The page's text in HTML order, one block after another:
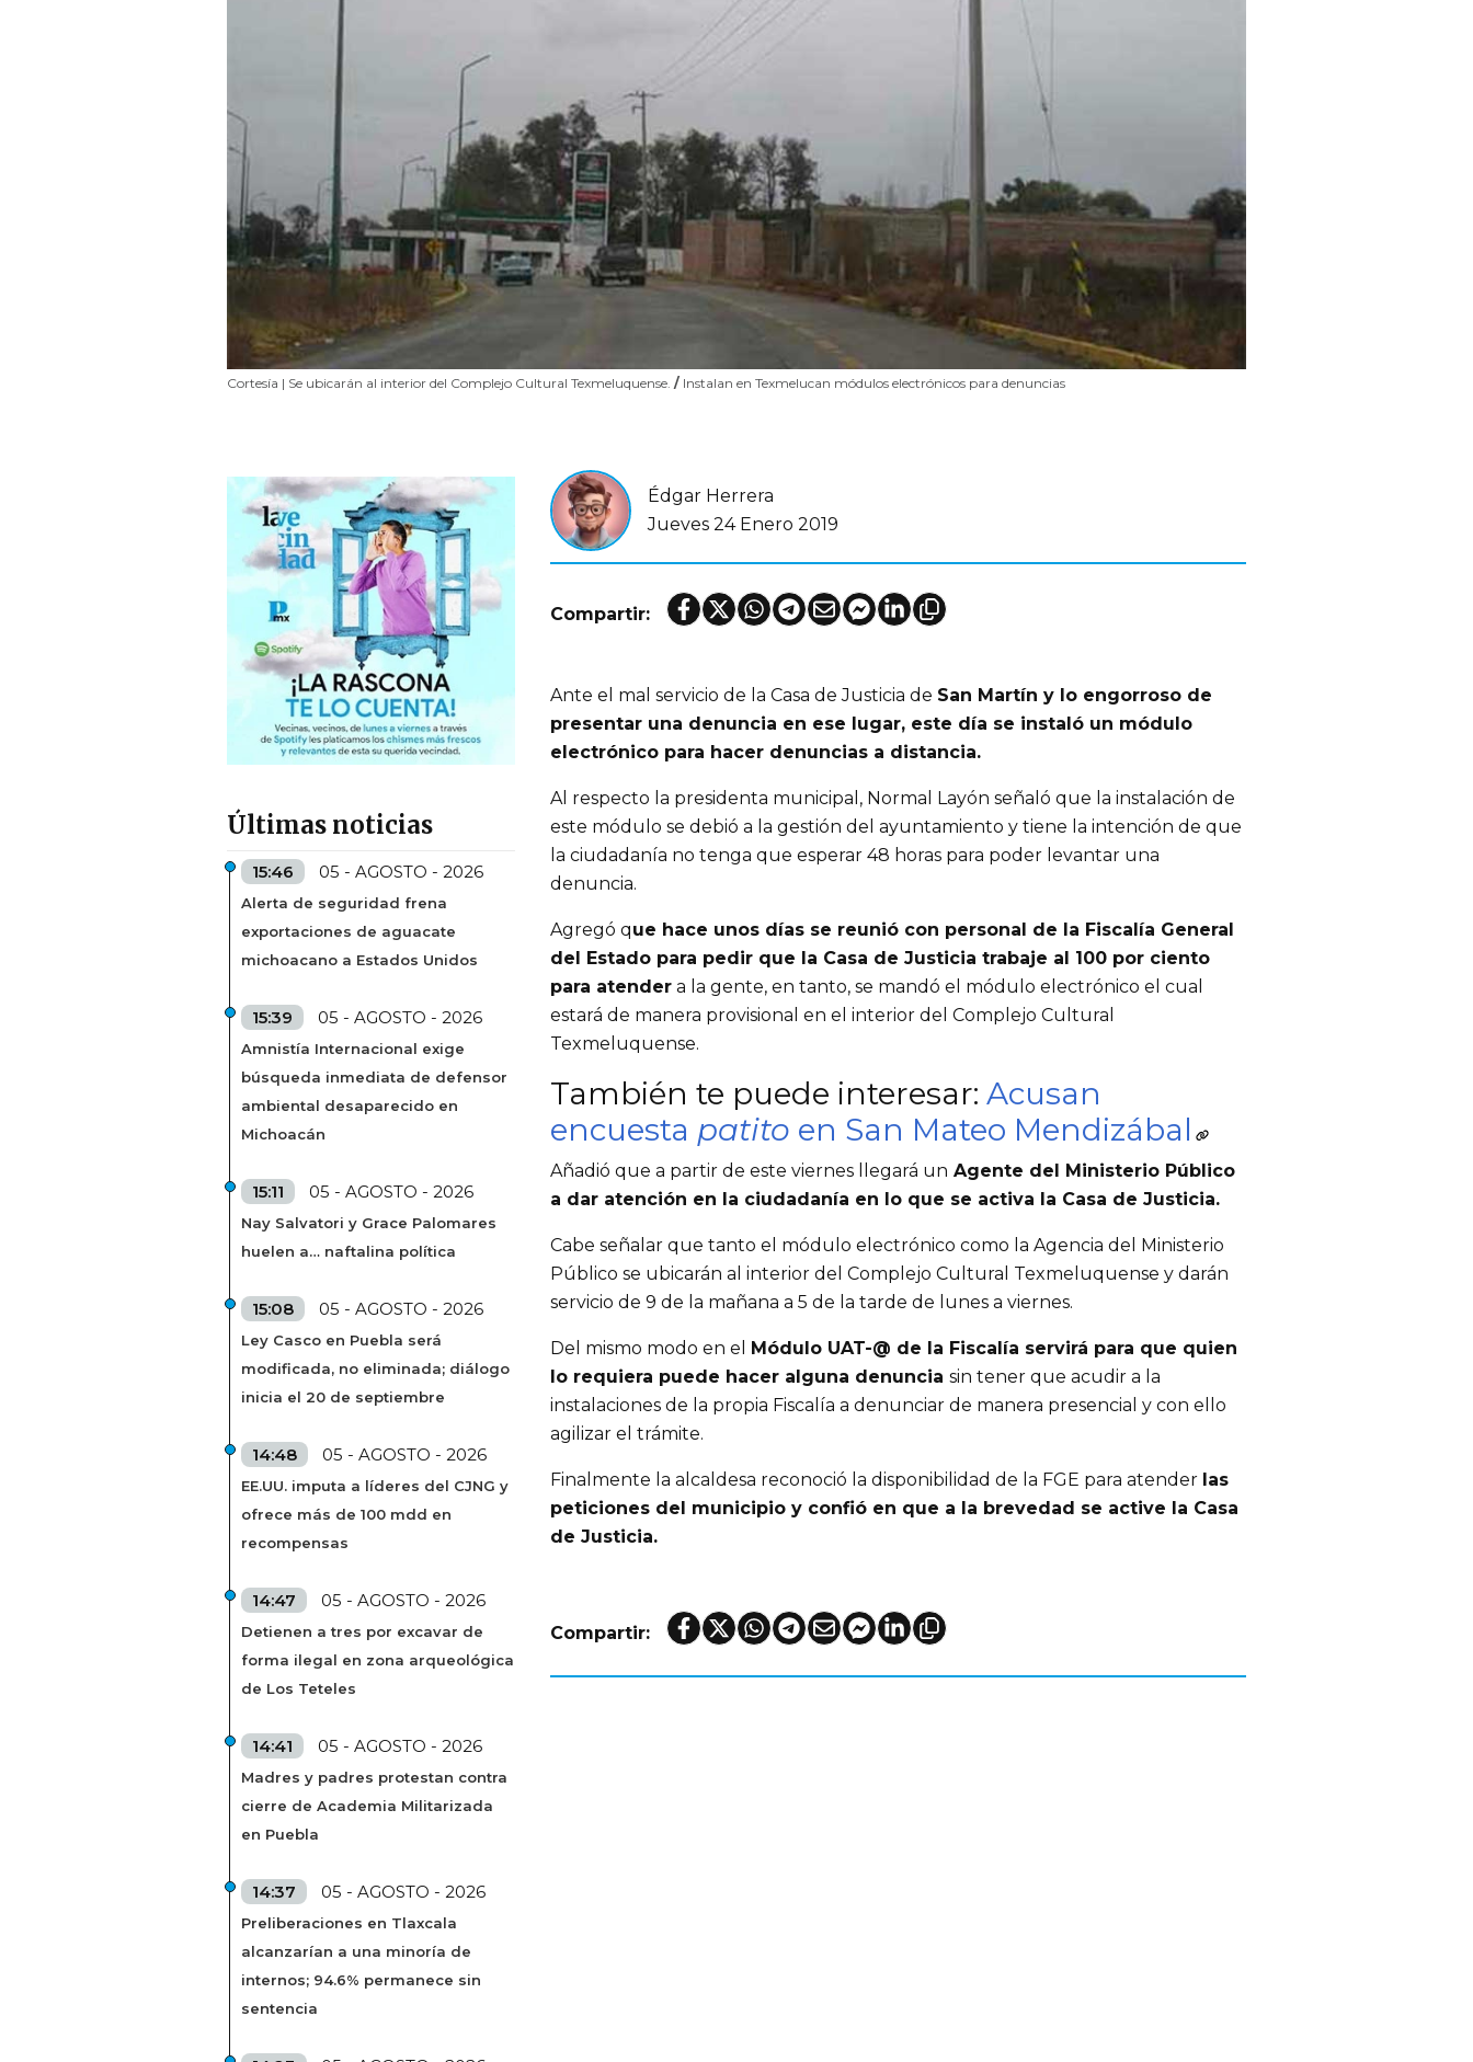
Cortesía | Se ubicarán al interior del Complejo Cultural Texmeluquense. / Instalan en Texmelucan módulos electrónicos para denuncias
Últimas noticias
15:46 05 - AGOSTO - 2026
Alerta de seguridad frena
exportaciones de aguacate
michoacano a Estados Unidos
15:39 05 - AGOSTO - 2026
Amnistía Internacional exige
búsqueda inmediata de defensor
ambiental desaparecido en
Michoacán
15:11 05 - AGOSTO - 2026
Nay Salvatori y Grace Palomares
huelen a… naftalina política
15:08 05 - AGOSTO - 2026
Ley Casco en Puebla será
modificada, no eliminada; diálogo
inicia el 20 de septiembre
14:48 05 - AGOSTO - 2026
EE.UU. imputa a líderes del CJNG y
ofrece más de 100 mdd en
recompensas
14:47 05 - AGOSTO - 2026
Detienen a tres por excavar de
forma ilegal en zona arqueológica
de Los Teteles
14:41 05 - AGOSTO - 2026
Madres y padres protestan contra
cierre de Academia Militarizada
en Puebla
14:37 05 - AGOSTO - 2026
Preliberaciones en Tlaxcala
alcanzarían a una minoría de
internos; 94.6% permanece sin
sentencia
Édgar Herrera
Jueves 24 Enero 2019
Compartir:
Ante el mal servicio de la Casa de Justicia de San Martín y lo engorroso de
presentar una denuncia en ese lugar, este día se instaló un módulo
electrónico para hacer denuncias a distancia.
Al respecto la presidenta municipal, Normal Layón señaló que la instalación de
este módulo se debió a la gestión del ayuntamiento y tiene la intención de que
la ciudadanía no tenga que esperar 48 horas para poder levantar una
denuncia.
Agregó que hace unos días se reunió con personal de la Fiscalía General
del Estado para pedir que la Casa de Justicia trabaje al 100 por ciento
para atender a la gente, en tanto, se mandó el módulo electrónico el cual
estará de manera provisional en el interior del Complejo Cultural
Texmeluquense.
También te puede interesar: Acusan
encuesta patito en San Mateo Mendizábal
Añadió que a partir de este viernes llegará un Agente del Ministerio Público
a dar atención en la ciudadanía en lo que se activa la Casa de Justicia.
Cabe señalar que tanto el módulo electrónico como la Agencia del Ministerio
Público se ubicarán al interior del Complejo Cultural Texmeluquense y darán
servicio de 9 de la mañana a 5 de la tarde de lunes a viernes.
Del mismo modo en el Módulo UAT-@ de la Fiscalía servirá para que quien
lo requiera puede hacer alguna denuncia sin tener que acudir a la
instalaciones de la propia Fiscalía a denunciar de manera presencial y con ello
agilizar el trámite.
Finalmente la alcaldesa reconoció la disponibilidad de la FGE para atender las
peticiones del municipio y confió en que a la brevedad se active la Casa
de Justicia.
Compartir: